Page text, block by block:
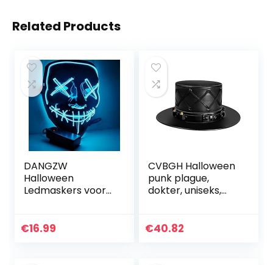
Related Products
DANGZW
Halloween
Ledmaskers voor
Muziekfeest,
€16.99
CVBGH Halloween
punk plague,
dokter, uniseks,
feestaccessoires,
€40.82